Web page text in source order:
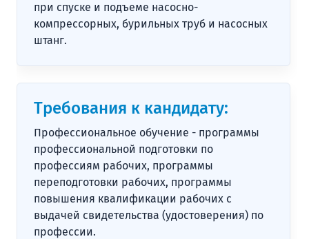
при спуске и подъеме насосно-
компрессорных, бурильных труб и насосных
штанг.
Требования к кандидату:
Профессиональное обучение - программы
профессиональной подготовки по
профессиям рабочих, программы
переподготовки рабочих, программы
повышения квалификации рабочих с
выдачей свидетельства (удостоверения) по
профессии.